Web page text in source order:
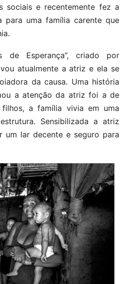
sociais e recentemente fez a
para uma família carente que
de Esperança”, criado por
atualmente a atriz e ela se
da causa. Uma história
a atenção da atriz foi a de
a família vivia em uma
Sensibilizada a atriz
um lar decente e seguro para